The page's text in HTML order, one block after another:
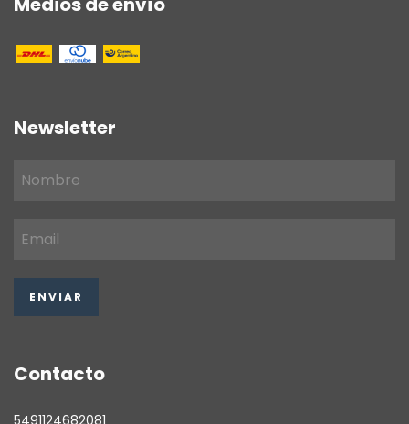
Newsletter
Contacto